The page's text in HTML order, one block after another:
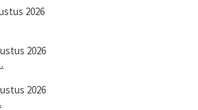
2026
2026
2026